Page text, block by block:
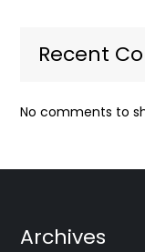
Recent
No comments to
Archives